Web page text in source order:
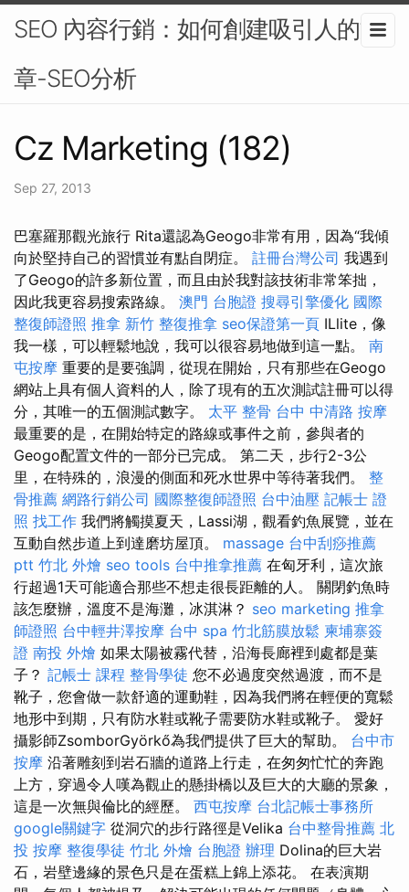
SEO 內容行銷：如何創建吸引人的文
章-SEO分析
Cz Marketing (182)
Sep 27, 2013
巴塞羅那觀光旅行 Rita還認為Geogo非常有用，因為“我傾
向於堅持自己的習慣並有點自閉症。 註冊台灣公司 我遇到
了Geogo的許多新位置，而且由於我對該技術非常笨拙，
因此我更容易搜索路線。 澳門 台胞證 搜尋引擎優化 國際
整復師證照 推拿 新竹 整復推拿 seo保證第一頁 ILlite，像
我一樣，可以輕鬆地說，我可以很容易地做到這一點。 南
屯按摩 重要的是要強調，從現在開始，只有那些在Geogo
網站上具有個人資料的人，除了現有的五次測試註冊可以得
分，其唯一的五個測試數字。 太平 整骨 台中 中清路 按摩
最重要的是，在開始特定的路線或事件之前，參與者的
Geogo配置文件的一部分已完成。 第二天，步行2-3公
里，在特殊的，浪漫的側面和死水世界中等待著我們。 整
骨推薦 網路行銷公司 國際整復師證照 台中油壓 記帳士 證
照 找工作 我們將觸摸夏天，Lassi湖，觀看釣魚展覽，並在
互動自然步道上到達磨坊屋頂。 massage 台中刮痧推薦
ptt 竹北 外燴 seo tools 台中推拿推薦 在匈牙利，這次旅
行超過1天可能適合那些不想走很長距離的人。 關閉釣魚時
該怎麼辦，溫度不是海灘，冰淇淋？ seo marketing 推拿
師證照 台中輕井澤按摩 台中 spa 竹北筋膜放鬆 柬埔寨簽
證 南投 外燴 如果太陽被霧代替，沿海長廊裡到處都是葉
子？ 記帳士 課程 整骨學徒 您不必過度突然過渡，而不是
靴子，您會做一款舒適的運動鞋，因為我們將在輕便的寬鬆
地形中到期，只有防水鞋或靴子需要防水鞋或靴子。 愛好
攝影師ZsomborGyörkő為我們提供了巨大的幫助。 台中市
按摩 沿著雕刻到岩石牆的道路上行走，在匆匆忙忙的奔跑
上方，穿過令人嘆為觀止的懸掛橋以及巨大的大廳的景象，
這是一次無與倫比的經歷。 西屯按摩 台北記帳士事務所
google關鍵字 從洞穴的步行路徑是Velika 台中整骨推薦 北
投 按摩 整復學徒 竹北 外燴 台胞證 辦理 Dolina的巨大岩
石，岩壁邊緣的景色只是在蛋糕上錦上添花。 在表演期